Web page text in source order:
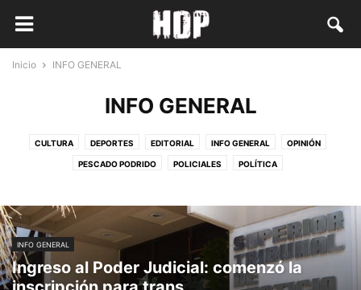
Inicio INFO GENERAL
INFO GENERAL
CULTURA DEPORTES EDITORIAL INFO GENERAL OPINIÓN
PESCADO PODRIDO POLICIALES POLÍTICA
INFO GENERAL
Ingreso al Poder Judicial: comenzó la